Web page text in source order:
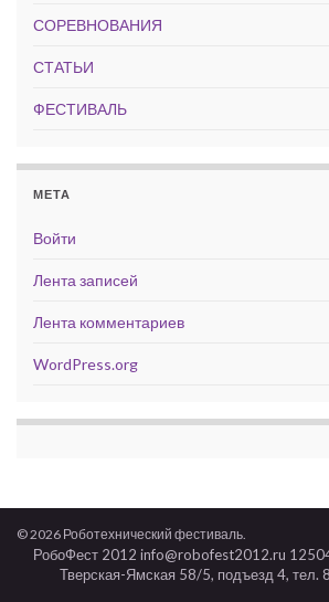
СОРЕВНОВАНИЯ
СТАТЬИ
ФЕСТИВАЛЬ
МЕТА
Войти
Лента записей
Лента комментариев
WordPress.org
© 2026 Роботехнический фестиваль.
РобоФест 2012 info@robofest2012.ru
Тверская-Ямская 58/5, подъезд 4,